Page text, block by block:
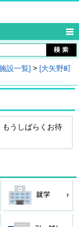
設一覧] > [大矢野町
もうしばらくお待